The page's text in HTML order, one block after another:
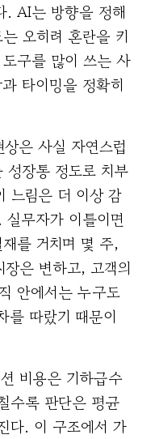
. AI는 방향을 정해
오히려 혼란을 키
구를 많이 쓰는 사
타이밍을 정확히
은 사실 자연스럽
장통 정도로 치부
느림은 더 이상 감
무자가 이틀이면
를 거치며 몇 주,
은 변하고, 고객의
안에서는 누구도
를 따랐기 때문이
비용은 기하급수
수록 판단은 평균
다. 이 구조에서 가